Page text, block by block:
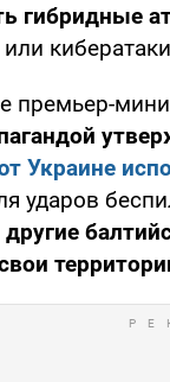
гибридные
премьер-
Украине
ударов